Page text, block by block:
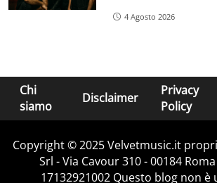
4 Agosto 2026
Chi
siamo
Disclaimer
Privacy
Policy
Copyright © 2025 Velvetmusic.it
Srl - Via Cavour 310 - 00184 Roma
17132921002 Questo blog non è